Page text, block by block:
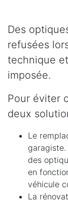
Des
refusées
technique
imposée.
Pour éviter
deux
Le
des
en
véhicule
La